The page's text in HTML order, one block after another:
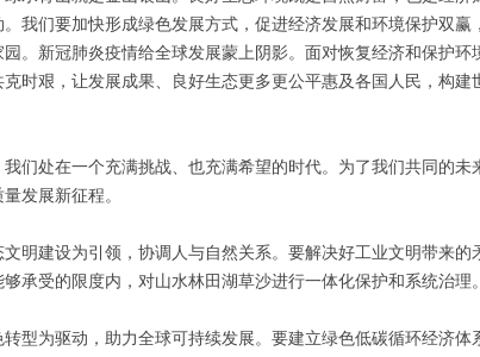
我们要加快形成绿色发展方式，促进经济发展和环境保护双赢
。新冠肺炎疫情给全球发展蒙上阴影。面对恢复经济和保护环
时艰，让发展成果、良好生态更多更公平惠及各国人民，构建
们处在一个充满挑战、也充满希望的时代。为了我们共同的未
发展新征程。
明建设为引领，协调人与自然关系。要解决好工业文明带来的
承受的限度内，对山水林田湖草沙进行一体化保护和系统治理。
型为驱动，助力全球可持续发展。要建立绿色低碳循环经济体